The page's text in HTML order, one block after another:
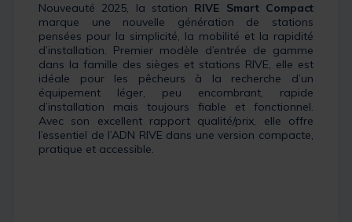
Nouveauté 2025, la station RIVE Smart Compact
marque une nouvelle génération de stations
pensées pour la simplicité, la mobilité et la rapidité
d’installation. Premier modèle d’entrée de gamme
dans la famille des sièges et stations RIVE, elle est
idéale pour les pêcheurs à la recherche d’un
équipement léger, peu encombrant, rapide
d’installation mais toujours fiable et fonctionnel.
Avec son excellent rapport qualité/prix, elle offre
l’essentiel de l’ADN RIVE dans une version compacte,
pratique et accessible.